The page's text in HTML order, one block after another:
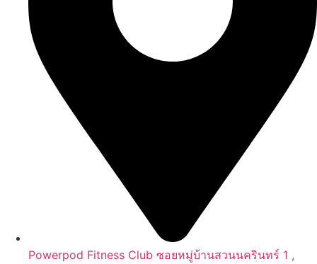
Powerpod Fitness Club ซอยหมู่บ้านสวนนครินทร์ 1 ,